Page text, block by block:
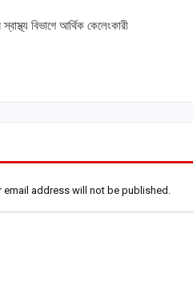
বিভাগে আর্থিক কেলেংকারী
email address will not be published.